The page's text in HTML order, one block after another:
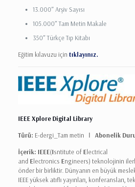
13.000″ Arşiv Sayısı
105.000″ Tam Metin Makale
350″ Türkçe Tıp Kitabı
Eğitim kılavuzu için tıklayınız.
IEEE Xplore Digital Library
Türü: E-dergi_Tam metin Ι Abonelik
İçerik: IEEE(Isntitute of Electrical
and Electronics Engineers) teknolojinin
önder bir birliktir. Dünyanın en büyük
IEEE yüksek atıflı yayınları, konferansları,